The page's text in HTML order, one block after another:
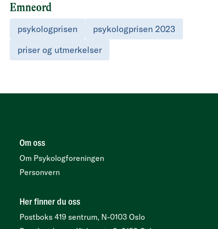
Emneord
psykologprisen
psykologprisen 2023
priser og utmerkelser
Om oss
Om Psykologforeningen
Personvern
Her finner du oss
Postboks 419 sentrum, N-0103 Oslo